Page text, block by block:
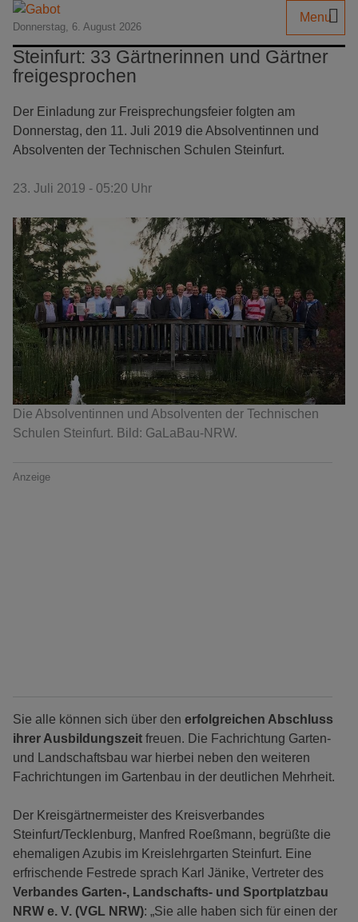
Donnerstag, 6. August 2026
Menu
Steinfurt: 33 Gärtnerinnen und Gärtner
freigesprochen
Der Einladung zur Freisprechungsfeier folgten am
Donnerstag, den 11. Juli 2019 die Absolventinnen und
Absolventen der Technischen Schulen Steinfurt.
23. Juli 2019 - 05:20 Uhr
Die Absolventinnen und Absolventen der Technischen
Schulen Steinfurt. Bild: GaLaBau-NRW.
Anzeige
Sie alle können sich über den erfolgreichen Abschluss
ihrer Ausbildungszeit freuen. Die Fachrichtung Garten-
und Landschaftsbau war hierbei neben den weiteren
Fachrichtungen im Gartenbau in der deutlichen Mehrheit.
Der Kreisgärtnermeister des Kreisverbandes
Steinfurt/Tecklenburg, Manfred Roeßmann, begrüßte die
ehemaligen Azubis im Kreislehrgarten Steinfurt. Eine
erfrischende Festrede sprach Karl Jänike, Vertreter des
Verbandes Garten-, Landschafts- und Sportplatzbau
NRW e. V. (VGL NRW): „Sie alle haben sich für einen der